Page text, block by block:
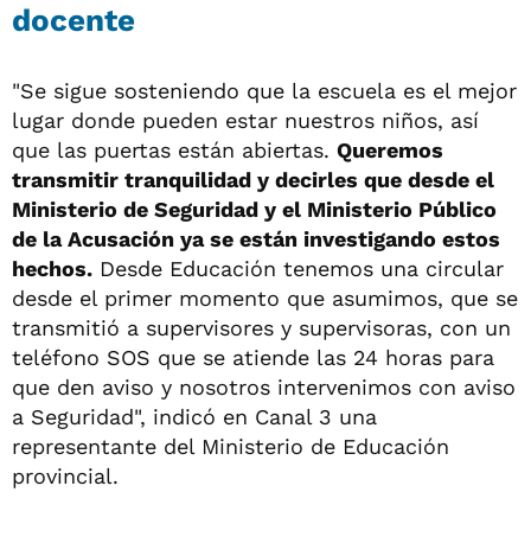
docente
"Se sigue sosteniendo que la escuela es el mejor
lugar donde pueden estar nuestros niños, así
que las puertas están abiertas. Queremos
transmitir tranquilidad y decirles que desde el
Ministerio de Seguridad y el Ministerio Público
de la Acusación ya se están investigando estos
hechos. Desde Educación tenemos una circular
desde el primer momento que asumimos, que se
transmitió a supervisores y supervisoras, con un
teléfono SOS que se atiende las 24 horas para
que den aviso y nosotros intervenimos con aviso
a Seguridad", indicó en Canal 3 una
representante del Ministerio de Educación
provincial.